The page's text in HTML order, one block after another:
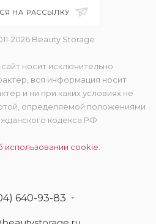
НА РАССЫЛКУ
2026 Beauty Storage
носит исключительно
вся информация носит
и ни при каких условиях не
определяемой положениями
кодекса РФ
использовании cookie.
640-93-83